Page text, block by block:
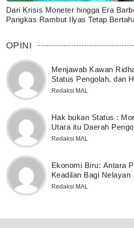
Dari Krisis Moneter hingga Era
Pangkas Rambut Ilyas Tetap
OPINI
Menjawab Kawan
Status Pengolah, dan
Redaksi MAL
Hak bukan Status :
Utara itu Daerah
Redaksi MAL
Ekonomi Biru: Antara
Keadilan Bagi Nelayan
Redaksi MAL